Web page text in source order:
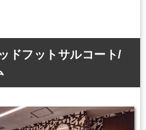
ドフットサルコート/